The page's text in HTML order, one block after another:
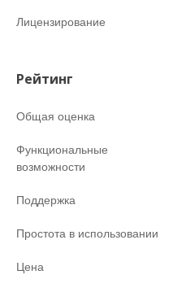
Лицензирование
Рейтинг
Общая оценка
Функциональные
возможности
Поддержка
Простота в использовании
Цена